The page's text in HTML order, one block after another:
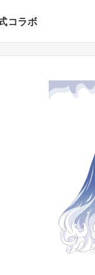
コラボ